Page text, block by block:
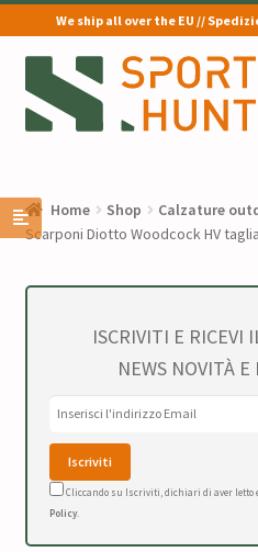
We ship all over the EU //
Vai
alla
navigazione
Vai
al
contenuto
Home Shop Calzature
Scarponi Diotto Woodcock HV
ISCRIVITI E RICEVI
NEWS NOVITÀ
Cliccando su Iscriviti, dichiari di aver letto
Policy.